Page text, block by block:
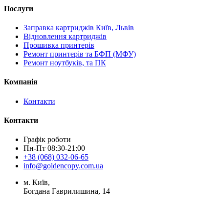
Послуги
Заправка картриджів Київ, Львів
Відновлення картриджів
Прошивка принтерів
Ремонт принтерів та БФП (МФУ)
Ремонт ноутбуків, та ПК
Компанія
Контакти
Контакти
Графік роботи
Пн-Пт 08:30-21:00
+38 (068) 032-06-65
info@goldencopy.com.ua
м. Київ,
Богдана Гаврилишина, 14